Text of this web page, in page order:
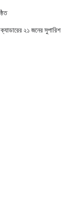
২১ জনের সুপারিশ